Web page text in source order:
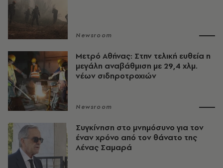
Newsroom
Μετρό Αθήνας: Στην τελική ευθεία η
μεγάλη αναβάθμιση με 29,4 χλμ.
νέων σιδηροτροχιών
Newsroom
Συγκίνηση στο μνημόσυνο για τον
έναν χρόνο από τον θάνατο της
Λένας Σαμαρά